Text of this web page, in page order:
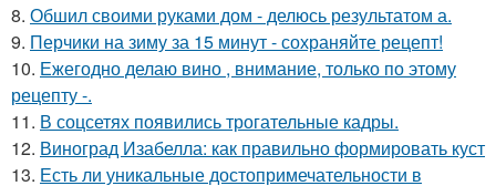
8. Обшил своими руками дом - делюсь результатом а.
9. Перчики на зиму за 15 минут - сохраняйте рецепт!
10. Ежегодно делаю вино , внимание, только по этому
рецепту -.
11. В соцсетях появились трогательные кадры.
12. Виноград Изабелла: как правильно формировать куст
13. Есть ли уникальные достопримечательности в